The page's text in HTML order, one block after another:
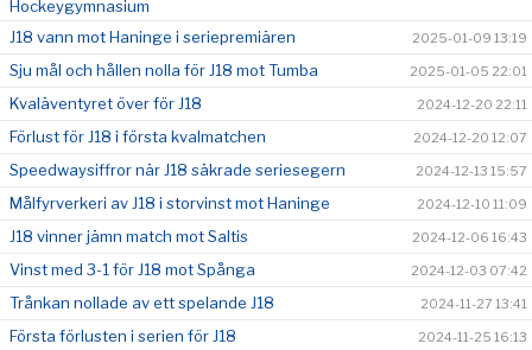
Hockeygymnasium
J18 vann mot Haninge i seriepremiären 2025-01-09 13:19
Sju mål och hållen nolla för J18 mot Tumba 2025-01-05 22:01
Kvaläventyret över för J18 2024-12-20 22:11
Förlust för J18 i första kvalmatchen 2024-12-20 12:07
Speedwaysiffror när J18 säkrade seriesegern 2024-12-13 15:57
Målfyrverkeri av J18 i storvinst mot Haninge 2024-12-10 11:09
J18 vinner jämn match mot Saltis 2024-12-06 16:43
Vinst med 3-1 för J18 mot Spånga 2024-12-03 07:42
Trånkan nollade av ett spelande J18 2024-11-27 13:41
Första förlusten i serien för J18 2024-11-25 16:13